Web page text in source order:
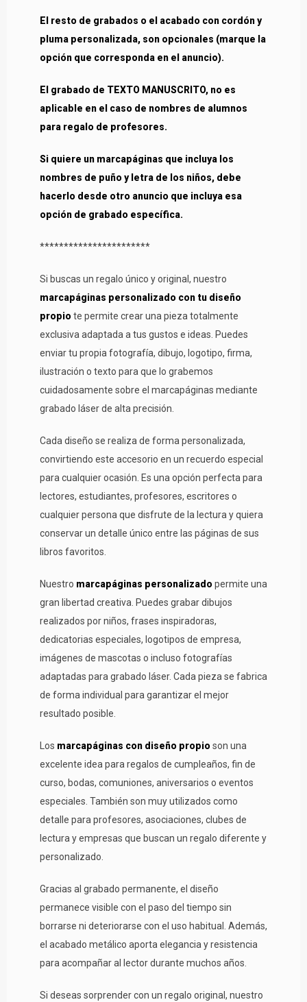
El resto de grabados o el acabado con cordón y
pluma personalizada, son opcionales (marque la
opción que corresponda en el anuncio).
El grabado de TEXTO MANUSCRITO, no es
aplicable en el caso de nombres de alumnos
para regalo de profesores.
Si quiere un marcapáginas que incluya los
nombres de puño y letra de los niños, debe
hacerlo desde otro anuncio que incluya esa
opción de grabado específica.
***********************
Si buscas un regalo único y original, nuestro
marcapáginas personalizado con tu diseño
propio te permite crear una pieza totalmente
exclusiva adaptada a tus gustos e ideas. Puedes
enviar tu propia fotografía, dibujo, logotipo, firma,
ilustración o texto para que lo grabemos
cuidadosamente sobre el marcapáginas mediante
grabado láser de alta precisión.
Cada diseño se realiza de forma personalizada,
convirtiendo este accesorio en un recuerdo especial
para cualquier ocasión. Es una opción perfecta para
lectores, estudiantes, profesores, escritores o
cualquier persona que disfrute de la lectura y quiera
conservar un detalle único entre las páginas de sus
libros favoritos.
Nuestro marcapáginas personalizado permite una
gran libertad creativa. Puedes grabar dibujos
realizados por niños, frases inspiradoras,
dedicatorias especiales, logotipos de empresa,
imágenes de mascotas o incluso fotografías
adaptadas para grabado láser. Cada pieza se fabrica
de forma individual para garantizar el mejor
resultado posible.
Los marcapáginas con diseño propio son una
excelente idea para regalos de cumpleaños, fin de
curso, bodas, comuniones, aniversarios o eventos
especiales. También son muy utilizados como
detalle para profesores, asociaciones, clubes de
lectura y empresas que buscan un regalo diferente y
personalizado.
Gracias al grabado permanente, el diseño
permanece visible con el paso del tiempo sin
borrarse ni deteriorarse con el uso habitual. Además,
el acabado metálico aporta elegancia y resistencia
para acompañar al lector durante muchos años.
Si deseas sorprender con un regalo original, nuestro